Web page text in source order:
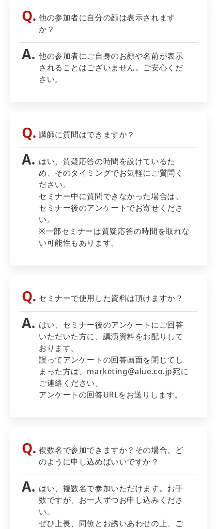
他の参加者に自分の顔は表示されます
か？
他の参加者にご自身のお顔や名前が表示
されることはございません。ご安心くだ
さい。
講師に質問はできますか？
はい、質疑応答の時間を設けているた
め、そのタイミングでお気軽にご質問く
ださい。
セミナー中に質問できなかった場合は、
セミナー後のアンケートでお寄せくださ
い。
※一部セミナーは質疑応答の時間を取れな
い可能性もあります。
セミナーで使用した資料は頂けますか？
はい、セミナー後のアンケートにご回答
いただいた方に、講演資料をお配りして
おります。
誤ってアンケートの回答画面を閉じてし
まった方は、marketing@alue.co.jp宛に
ご連絡ください。
アンケートの回答URLをお送りします。
複数名で参加できますか？その場合、ど
のように申し込めばいいですか？
はい、複数名で参加いただけます。お手
数ですが、お一人ずつお申し込みくださ
い。
ぜひ上長、同僚とお誘いあわせの上、ご